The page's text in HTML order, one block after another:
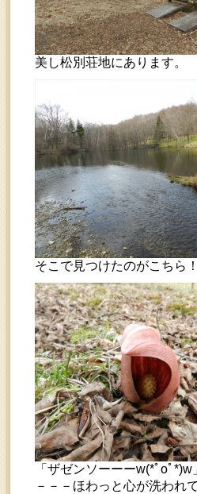
美し松別荘地にあります。
そこで見つけたのがこちら！
「ザゼンソーーーw(*ﾟoﾟ*)w
－－－ほわっと心が洗われ